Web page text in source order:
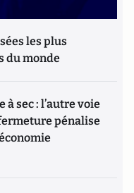
les plus
du monde
à sec : l’autre voie
pénalise